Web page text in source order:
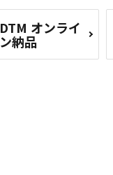
DTM オンライ
ン納品